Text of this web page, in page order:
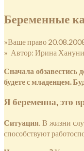
Беременные
»Ваше право
» Автор: Ирина
Сначала обзавестись
будете с младенцем.
Я беременна, это
Ситуация. В жизни
способствуют